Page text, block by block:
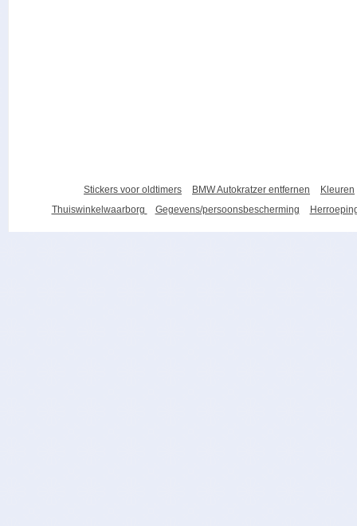
Stickers voor oldtimers BMW Autokratzer entfernen
Kleuren
Thuiswinkelwaarborg
Gegevens/persoonsbescherming